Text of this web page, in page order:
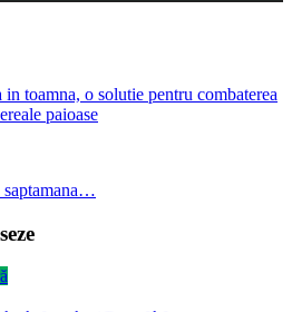
toamna, o solutie pentru combaterea
paioase
saptamana…